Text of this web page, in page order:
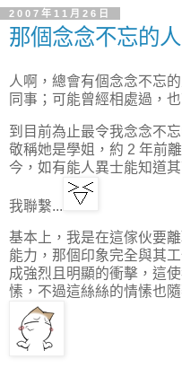
2007年11月26日
那個念念不忘的人
人啊，總會有個念念不忘
同事；可能曾經相處過，
到目前為止最令我念念不
敬稱她是學姐，約 2 年前
今，如有能人異士能知道
我聯繫...
基本上，我是在這傢伙要
能力，那個印象完全與其
成強烈且明顯的衝擊，這
愫，不過這絲絲的情愫也